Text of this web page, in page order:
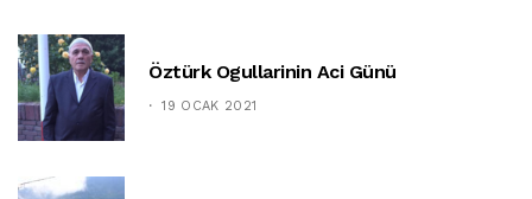
Öztürk Ogullarinin Aci Günü
19 OCAK 2021